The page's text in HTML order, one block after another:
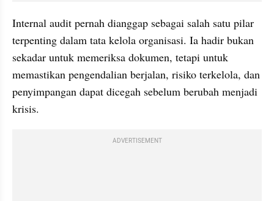
Internal audit pernah dianggap sebagai salah satu pilar
terpenting dalam tata kelola organisasi. Ia hadir bukan
sekadar untuk memeriksa dokumen, tetapi untuk
memastikan pengendalian berjalan, risiko terkelola, dan
penyimpangan dapat dicegah sebelum berubah menjadi
krisis.
ADVERTISEMENT